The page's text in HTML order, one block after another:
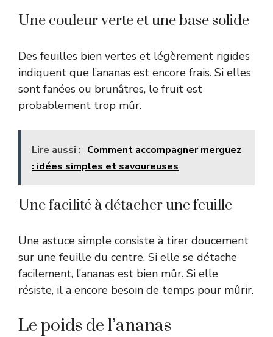
Une couleur verte et une base solide
Des feuilles bien vertes et légèrement rigides
indiquent que l’ananas est encore frais. Si elles
sont fanées ou brunâtres, le fruit est
probablement trop mûr.
Lire aussi : Comment accompagner merguez
: idées simples et savoureuses
Une facilité à détacher une feuille
Une astuce simple consiste à tirer doucement
sur une feuille du centre. Si elle se détache
facilement, l’ananas est bien mûr. Si elle
résiste, il a encore besoin de temps pour mûrir.
Le poids de l’ananas